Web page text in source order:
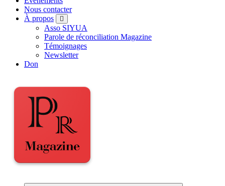
Nous contacter
À propos
Asso SIYUA
Parole de réconciliation Magazine
Témoignages
Newsletter
Don